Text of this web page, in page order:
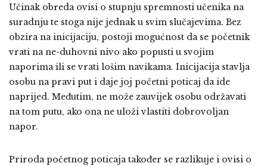
Učinak obreda ovisi o stupnju spremnosti učenika na
suradnju te stoga nije jednak u svim slučajevima. Bez
obzira na inicijaciju, postoji mogućnost da se početnik
vrati na ne-duhovni nivo ako popusti u svojim
naporima ili se vrati lošim navikama. Inicijacija stavlja
osobu na pravi put i daje joj početni poticaj da ide
naprijed. Međutim, ne može zauvijek osobu održavati
na tom putu, ako ona ne uloži vlastiti dobrovoljan
napor.
Priroda početnog poticaja također se razlikuje i ovisi o